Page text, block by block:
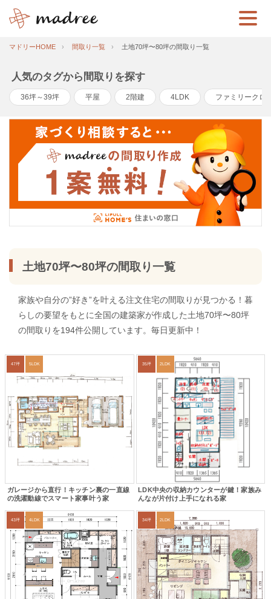
マドリーHOME 間取り一覧 土地70坪〜80坪の間取り一覧
人気のタグから間取りを探す
36坪～39坪 平屋 2階建 4LDK ファミリークロ
土地70坪〜80坪の間取り一覧
家族や自分の”好き”を叶える注文住宅の間取りが見つかる！暮
らしの要望をもとに全国の建築家が作成した土地70坪〜80坪
の間取りを194件公開しています。毎日更新中！
47坪 5LDK
ガレージから直行！キッチン裏の一直線
の洗濯動線でスマート家事叶う家
35坪 2LDK
LDK中央の収納カウンターが鍵！家族み
んなが片付け上手になれる家
43坪 4LDK 34坪 2LDK